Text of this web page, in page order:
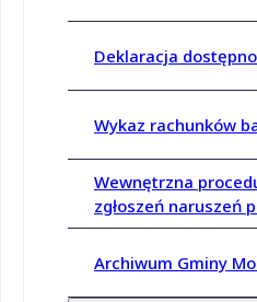
Deklaracja
Wykaz rachunków
Wewnętrzna
zgłoszeń naruszeń
Archiwum Gminy